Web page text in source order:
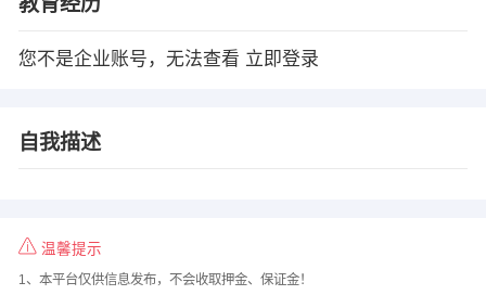
您不是企业账号，无法查看 立即登录
自我描述
温馨提示
1、本平台仅供信息发布，不会收取押金、保证金！